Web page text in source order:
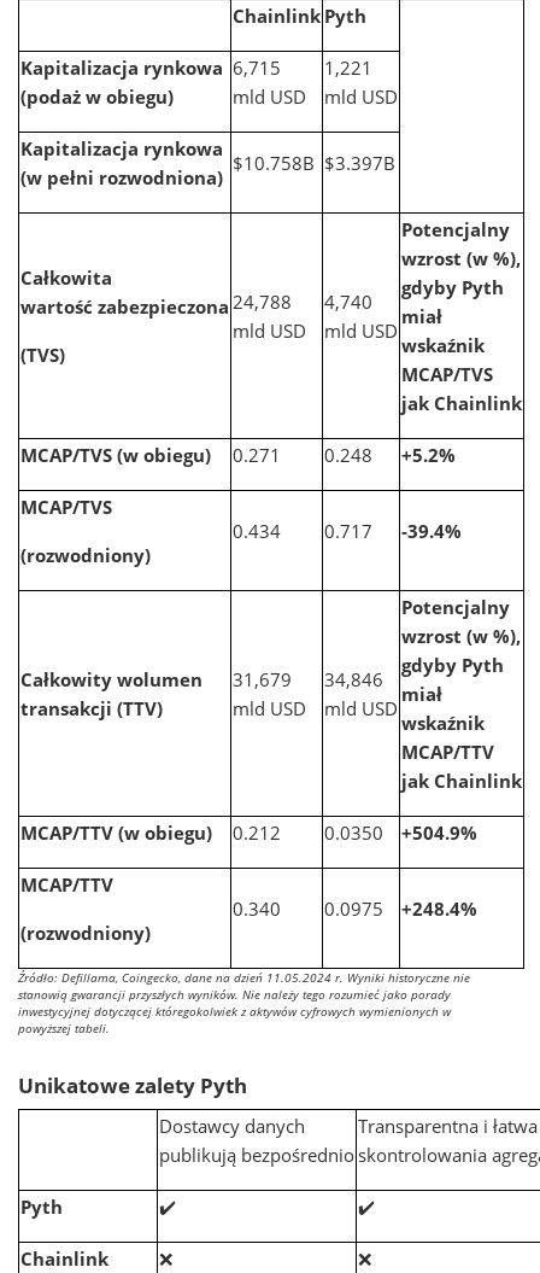
Chainlink Pyth
Kapitalizacja rynkowa
(podaż w obiegu)
6,715
mld USD
1,221
mld USD
Kapitalizacja rynkowa
(w pełni rozwodniona)
$10.758B $3.397B
Całkowita
wartość zabezpieczona
(TVS)
24,788
mld USD
4,740
mld USD
Potencjalny
wzrost (w %),
gdyby Pyth
miał
wskaźnik
MCAP/TVS
jak Chainlink
MCAP/TVS (w obiegu) 0.271 0.248 +5.2%
MCAP/TVS
(rozwodniony)
0.434 0.717 -39.4%
Całkowity wolumen
transakcji (TTV)
31,679
mld USD
34,846
mld USD
Potencjalny
wzrost (w %),
gdyby Pyth
miał
wskaźnik
MCAP/TTV
jak Chainlink
MCAP/TTV (w obiegu) 0.212 0.0350 +504.9%
MCAP/TTV
(rozwodniony)
0.340 0.0975 +248.4%
Źródło: Defillama, Coingecko, dane na dzień 11.05.2024 r. Wyniki historyczne nie
stanowią gwarancji przyszłych wyników. Nie należy tego rozumieć jako porady
inwestycyjnej dotyczącej któregokolwiek z aktywów cyfrowych wymienionych w
powyższej tabeli.
Unikatowe zalety Pyth
Dostawcy danych
publikują bezpośrednio
Transparentna i
skontrolowania
Pyth ✔️ ✔️
Chainlink ❌ ❌